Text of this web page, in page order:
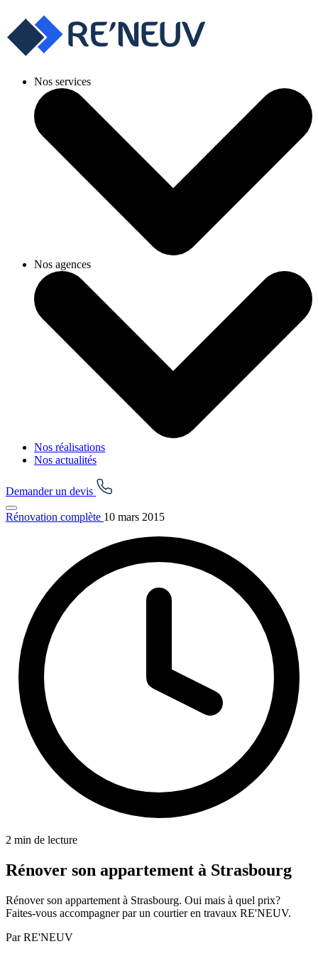
Nos services
Nos agences
Nos réalisations
Nos actualités
Demander un devis
Rénovation complète 10 mars 2015
2 min de lecture
Rénover son appartement à Strasbourg
Rénover son appartement à Strasbourg. Oui mais à quel prix?
Faites-vous accompagner par un courtier en travaux RE'NEUV.
ParRE'NEUV